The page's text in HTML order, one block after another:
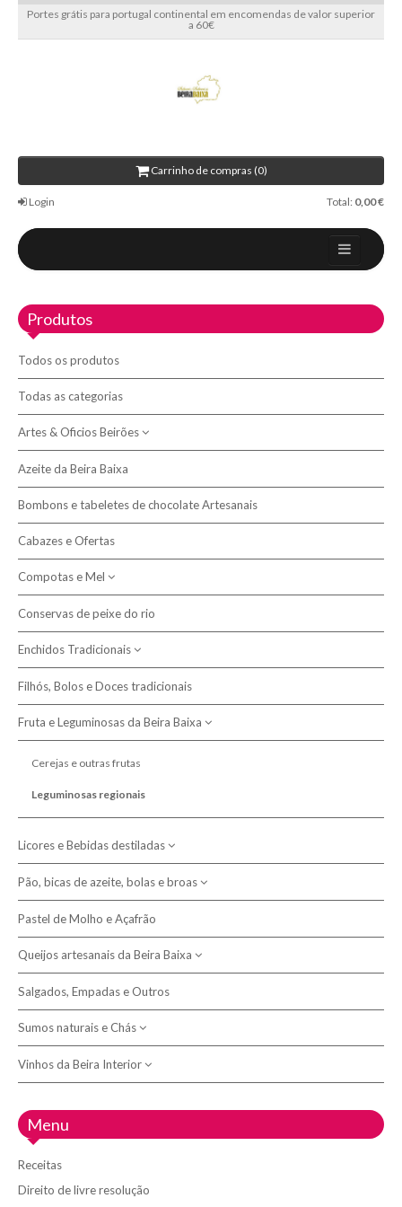
Portes grátis para portugal continental em encomendas de valor superior
a 60€
Carrinho de compras (0)
Login Total: 0,00 €
Sobre nós
Blog
Contactos
Política de Devolução
Política de Privacidade e Cookies
Resolução de Litígios
Pesquisar
Produtos
Todos os produtos
Todas as categorias
Artes & Oficios Beirões
Artesanato
Cestas de junco
Artigos em Burel
Chinelos de burel
Cátia Ladeira
Fátima Quelhas Figueiredo
João Morgado
José António Pinho
Marta Duarte
Miguel Saraiva
Ricardo Grilo
Teresa Duarte Reis
Mantas e Cobertores
Cobertores de lã
Mantas ecológicas
Sabonetes artesanais
de azeite
de leite de ovelha
Cachecóis
Gorros
Azeite da Beira Baixa
Bombons e tabeletes de chocolate Artesanais
Cabazes e Ofertas
Compotas e Mel
Compotas
Mel da Beira Baixa
Conservas de peixe do rio
Enchidos Tradicionais
Alheiras
Chouriças e Paios
Morcelas
Presuntos
Filhós, Bolos e Doces tradicionais
Fruta e Leguminosas da Beira Baixa
Cerejas e outras frutas
Leguminosas regionais
Licores e Bebidas destiladas
Aguardentes, Gins e outros destilados
Licores
Pão, bicas de azeite, bolas e broas
Bicas de azeite
Bolas
Broas
Pastel de Molho e Açafrão
Queijos artesanais da Beira Baixa
Queijeiras e Tábuas
Queijo Picante e Queimoso
Queijos de leite de cabra
Queijos de mistura de leite
Salgados, Empadas e Outros
Sumos naturais e Chás
Chás e Tisanas
Vinhos da Beira Interior
Adega do Fundão
Adega Vinolive
Doispontocinco - Vinhos de Belmonte
Menu
Receitas
Direito de livre resolução